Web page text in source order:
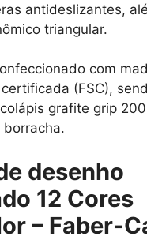
antideslizantes,
triangular.
com
(FSC),
grafite grip
borracha.
desenho
12 Cores
– Faber-